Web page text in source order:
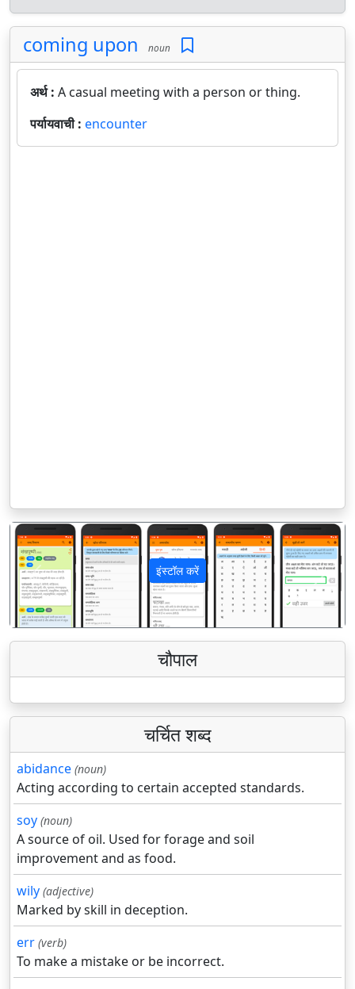
coming upon noun
अर्थ : A casual meeting with a person or thing.
पर्यायवाची : encounter
इंस्टॉल करें
पिछला अगला
चौपाल
चर्चित शब्द
abidance (noun)
Acting according to certain accepted standards.
soy (noun)
A source of oil. Used for forage and soil
improvement and as food.
wily (adjective)
Marked by skill in deception.
err (verb)
To make a mistake or be incorrect.